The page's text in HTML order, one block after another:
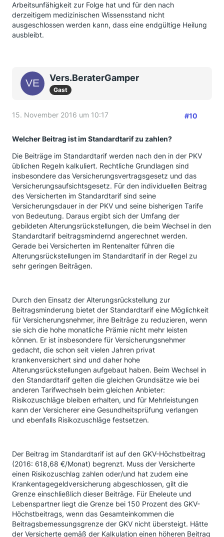
Arbeitsunfähigkeit zur Folge hat und für den nach
derzeitigem medizinischen Wissensstand nicht
ausgeschlossen werden kann, dass eine endgültige Heilung
ausbleibt.
Vers.BeraterGamper
Gast
15. November 2016 um 10:17 #10
Welcher Beitrag ist im Standardtarif zu zahlen?
Die Beiträge im Standardtarif werden nach den in der PKV
üblichen Regeln kalkuliert. Rechtliche Grundlagen sind
insbesondere das Versicherungsvertragsgesetz und das
Versicherungsaufsichtsgesetz. Für den individuellen Beitrag
des Versicherten im Standardtarif sind seine
Versicherungsdauer in der PKV und seine bisherigen Tarife
von Bedeutung. Daraus ergibt sich der Umfang der
gebildeten Alterungsrückstellungen, die beim Wechsel in den
Standardtarif beitragsmindernd angerechnet werden.
Gerade bei Versicherten im Rentenalter führen die
Alterungsrückstellungen im Standardtarif in der Regel zu
sehr geringen Beiträgen.
Durch den Einsatz der Alterungsrückstellung zur
Beitragsminderung bietet der Standardtarif eine Möglichkeit
für Versicherungsnehmer, ihre Beiträge zu reduzieren, wenn
sie sich die hohe monatliche Prämie nicht mehr leisten
können. Er ist insbesondere für Versicherungsnehmer
gedacht, die schon seit vielen Jahren privat
krankenversichert sind und daher hohe
Alterungsrückstellungen aufgebaut haben. Beim Wechsel in
den Standardtarif gelten die gleichen Grundsätze wie bei
anderen Tarifwechseln beim gleichen Anbieter:
Risikozuschläge bleiben erhalten, und für Mehrleistungen
kann der Versicherer eine Gesundheitsprüfung verlangen
und ebenfalls Risikozuschläge festsetzen.
Der Beitrag im Standardtarif ist auf den GKV-Höchstbeitrag
(2016: 618,68 €/Monat) begrenzt. Muss der Versicherte
einen Risikozuschlag zahlen oder/und hat zudem eine
Krankentagegeldversicherung abgeschlossen, gilt die
Grenze einschließlich dieser Beiträge. Für Eheleute und
Lebenspartner liegt die Grenze bei 150 Prozent des GKV-
Höchstbeitrags, wenn das Gesamteinkommen die
Beitragsbemessungsgrenze der GKV nicht übersteigt. Hätte
der Versicherte gemäß der Kalkulation einen höheren Beitrag